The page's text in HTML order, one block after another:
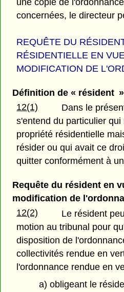
concernées, le directeur
REQUÊTE DU
RÉSIDENTIELLE EN
MODIFICATION DE
Définition de « résident »
12(1)
Dans le
s'entend du particulier
propriété résidentielle
résider ou qui avait ce
quitter conformément à
Requête du résident en
modification de
12(2)
Le résident
motion au tribunal pour
disposition de
collectivités rendue en
l'ordonnance rendue en
a) obligeant le